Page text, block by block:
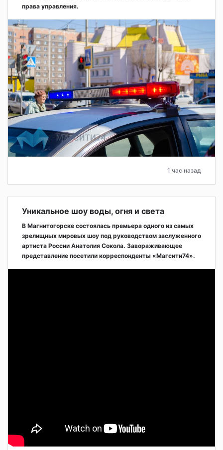
права управления.
1 час назад
Уникальное шоу воды, огня и света
В Магнитогорске состоялась премьера одного из самых
зрелищных мировых шоу под руководством заслуженного
артиста России Анатолия Сокола. Завораживающее
представление посетили корреспонденты «Магсити74».